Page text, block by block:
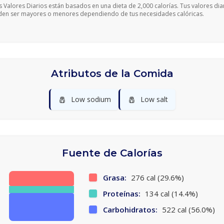
Valores Diarios están basados en una dieta de 2,000 calorías. Tus valores
ser mayores o menores dependiendo de tus necesidades calóricas.
Atributos de la Comida
🧂 Low sodium 🧂 Low salt
Fuente de Calorías
Grasa: 276 cal (29.6%)
Proteínas: 134 cal (14.4%)
Carbohidratos: 522 cal (56.0%)